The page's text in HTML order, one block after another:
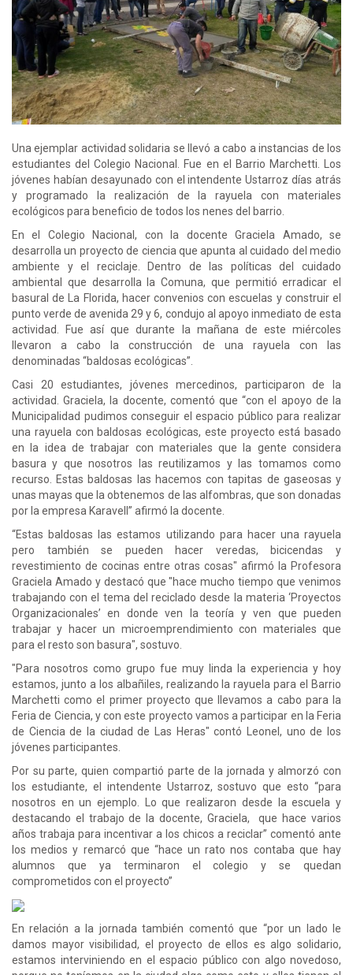
Una ejemplar actividad solidaria se llevó a cabo a instancias de los
estudiantes del Colegio Nacional. Fue en el Barrio Marchetti. Los
jóvenes habían desayunado con el intendente Ustarroz días atrás
y programado la realización de la rayuela con materiales
ecológicos para beneficio de todos los nenes del barrio.
En el Colegio Nacional, con la docente Graciela Amado, se
desarrolla un proyecto de ciencia que apunta al cuidado del medio
ambiente y el reciclaje. Dentro de las políticas del cuidado
ambiental que desarrolla la Comuna, que permitió erradicar el
basural de La Florida, hacer convenios con escuelas y construir el
punto verde de avenida 29 y 6, condujo al apoyo inmediato de esta
actividad. Fue así que durante la mañana de este miércoles
llevaron a cabo la construcción de una rayuela con las
denominadas “baldosas ecológicas”.
Casi 20 estudiantes, jóvenes mercedinos, participaron de la
actividad. Graciela, la docente, comentó que “con el apoyo de la
Municipalidad pudimos conseguir el espacio público para realizar
una rayuela con baldosas ecológicas, este proyecto está basado
en la idea de trabajar con materiales que la gente considera
basura y que nosotros las reutilizamos y las tomamos como
recurso. Estas baldosas las hacemos con tapitas de gaseosas y
unas mayas que la obtenemos de las alfombras, que son donadas
por la empresa Karavell” afirmó la docente.
“Estas baldosas las estamos utilizando para hacer una rayuela
pero también se pueden hacer veredas, bicicendas y
revestimiento de cocinas entre otras cosas" afirmó la Profesora
Graciela Amado y destacó que "hace mucho tiempo que venimos
trabajando con el tema del reciclado desde la materia ‘Proyectos
Organizacionales’ en donde ven la teoría y ven que pueden
trabajar y hacer un microemprendimiento con materiales que
para el resto son basura", sostuvo.
"Para nosotros como grupo fue muy linda la experiencia y hoy
estamos, junto a los albañiles, realizando la rayuela para el Barrio
Marchetti como el primer proyecto que llevamos a cabo para la
Feria de Ciencia, y con este proyecto vamos a participar en la Feria
de Ciencia de la ciudad de Las Heras" contó Leonel, uno de los
jóvenes participantes.
Por su parte, quien compartió parte de la jornada y almorzó con
los estudiante, el intendente Ustarroz, sostuvo que esto “para
nosotros en un ejemplo. Lo que realizaron desde la escuela y
destacando el trabajo de la docente, Graciela, que hace varios
años trabaja para incentivar a los chicos a reciclar” comentó ante
los medios y remarcó que “hace un rato nos contaba que hay
alumnos que ya terminaron el colegio y se quedan
comprometidos con el proyecto”
En relación a la jornada también comentó que “por un lado le
damos mayor visibilidad, el proyecto de ellos es algo solidario,
estamos interviniendo en el espacio público con algo novedoso,